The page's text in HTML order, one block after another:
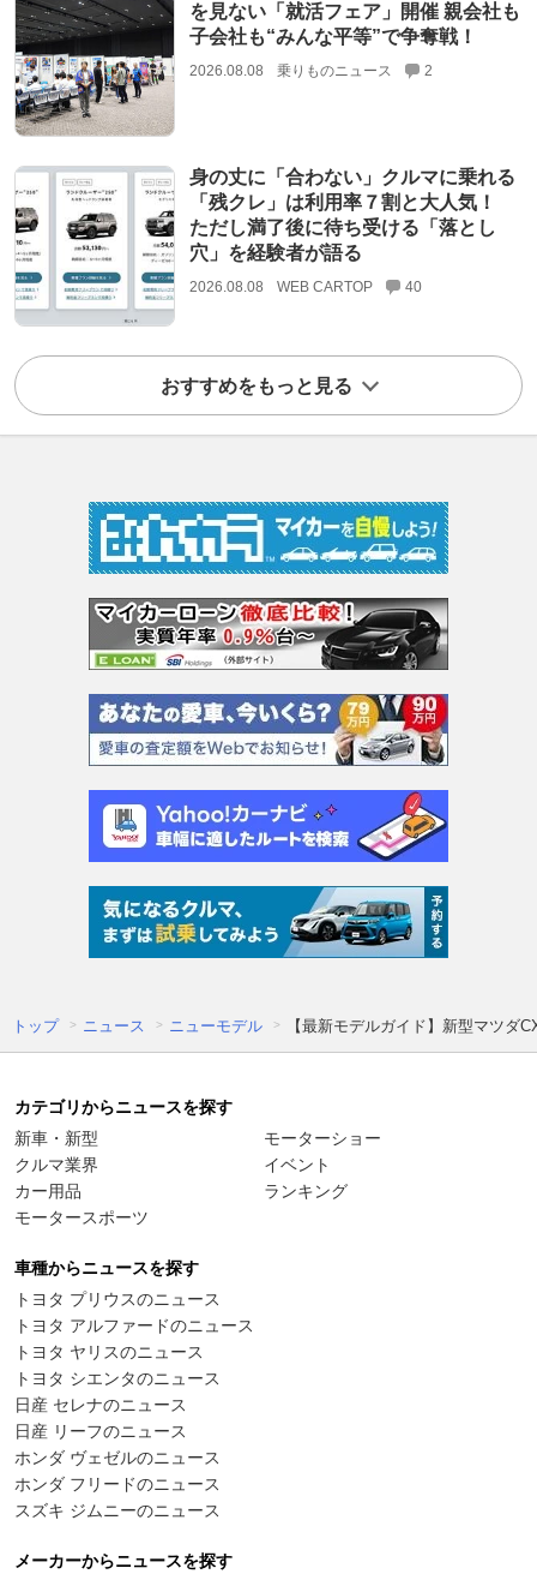
を見ない「就活フェア」開催 親会社も
子会社も“みんな平等”で争奪戦！
2026.08.08 乗りものニュース 2
身の丈に「合わない」クルマに乗れる
「残クレ」は利用率７割と大人気！
ただし満了後に待ち受ける「落とし
穴」を経験者が語る
2026.08.08 WEB CARTOP 40
おすすめをもっと見る
トップ ニュース ニューモデル 【最新モデルガイド】新型マツダ
カテゴリからニュースを探す
新車・新型
クルマ業界
カー用品
モータースポーツ
モーターショー
イベント
ランキング
車種からニュースを探す
トヨタ プリウスのニュース
トヨタ アルファードのニュース
トヨタ ヤリスのニュース
トヨタ シエンタのニュース
日産 セレナのニュース
日産 リーフのニュース
ホンダ ヴェゼルのニュース
ホンダ フリードのニュース
スズキ ジムニーのニュース
メーカーからニュースを探す